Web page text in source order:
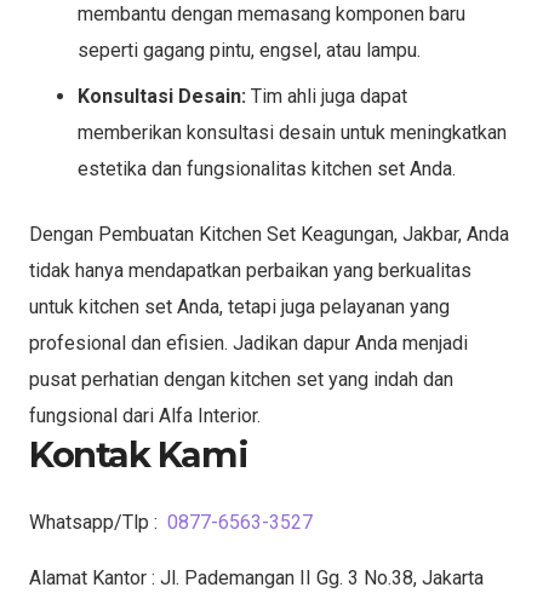
membantu dengan memasang komponen baru
seperti gagang pintu, engsel, atau lampu.
Konsultasi Desain: Tim ahli juga dapat
memberikan konsultasi desain untuk meningkatkan
estetika dan fungsionalitas kitchen set Anda.
Dengan Pembuatan Kitchen Set Keagungan, Jakbar, Anda
tidak hanya mendapatkan perbaikan yang berkualitas
untuk kitchen set Anda, tetapi juga pelayanan yang
profesional dan efisien. Jadikan dapur Anda menjadi
pusat perhatian dengan kitchen set yang indah dan
fungsional dari Alfa Interior.
Kontak Kami
Whatsapp/Tlp : 0877-6563-3527
Alamat Kantor : Jl. Pademangan II Gg. 3 No.38, Jakarta